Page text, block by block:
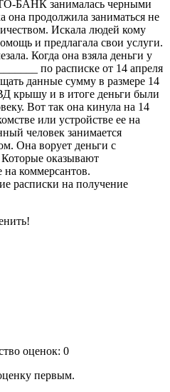
БАНК занималась черными
она продолжила заниматься не
Искала людей кому
и предлагала свои услуги.
Когда она взяла деньги у
по расписке от 14 апреля
данные сумму в размере 14
крышу и в итоге деньги были
Вот так она кинула на 14
или устройстве ее на
человек занимается
Она ворует деньги с
оказывают
на коммерсантов.
расписки на получение
оценок: 0
первым.